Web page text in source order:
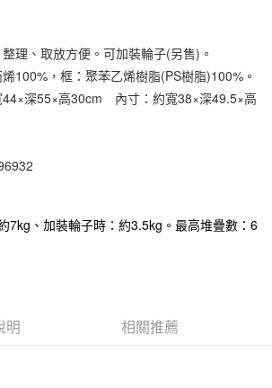
NT$499 21家銀行
第一商業銀行
永豐商業銀行
理、取放方便。可加裝輪子(另售)。
100%，框：聚苯乙烯樹脂(PS樹脂)100%。
44×深55×高30cm 內寸：約寬38×深49.5×高
7kg、加裝輪子時：約3.5kg。最高堆疊數：6
明 相關推薦